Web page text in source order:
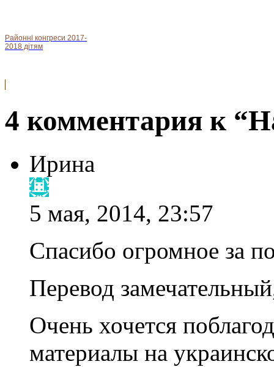
Районні конгреси 2017-
2018 дітям
4 комментария к
Ирина
5 мая, 2014, 23:57
Спасибо огромное за
Перевод
Очень хочется
материалы на